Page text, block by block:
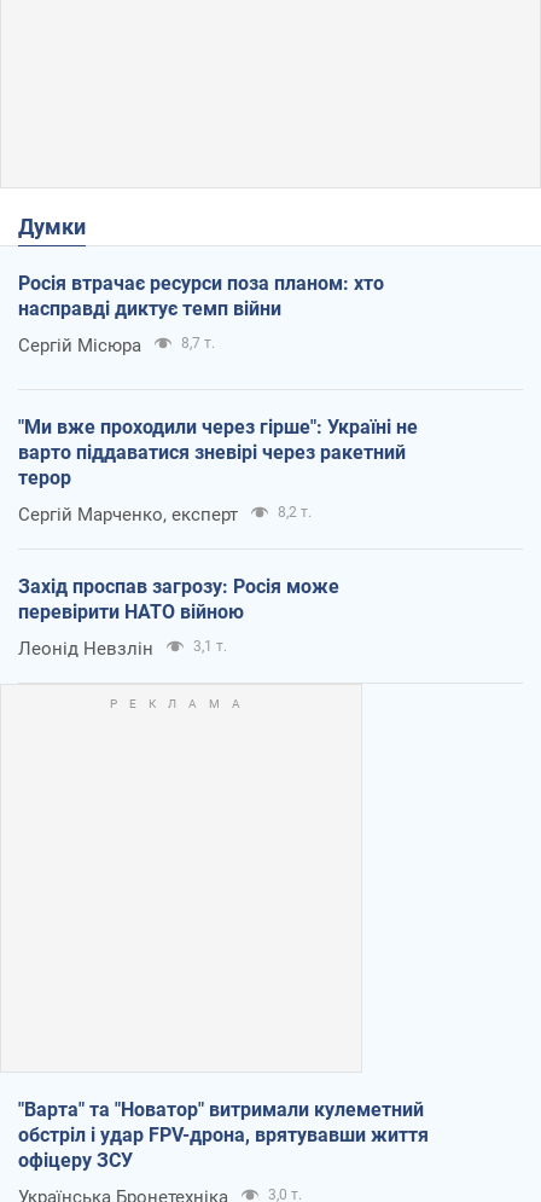
Думки
Росія втрачає ресурси поза планом: хто
насправді диктує темп війни
Сергій Місюра 8,7 т.
"Ми вже проходили через гірше": Україні не
варто піддаватися зневірі через ракетний
терор
Сергій Марченко, експерт 8,2 т.
Захід проспав загрозу: Росія може
перевірити НАТО війною
Леонід Невзлін 3,1 т.
"Варта" та "Новатор" витримали кулеметний
обстріл і удар FPV-дрона, врятувавши життя
офіцеру ЗСУ
Українська Бронетехніка 3,0 т.